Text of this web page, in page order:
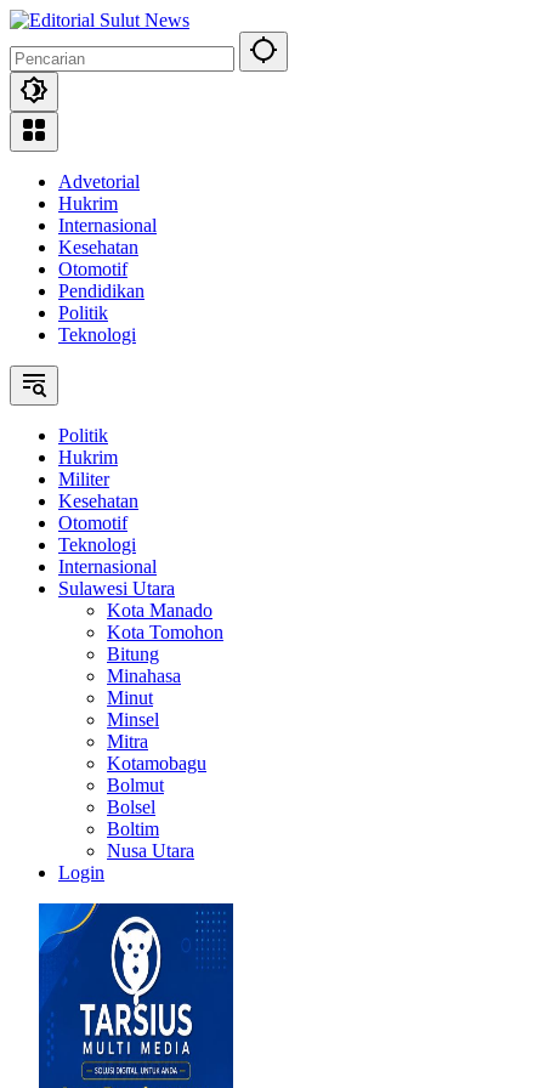
Langsung
konten
Advetorial
Hukrim
Internasional
Kesehatan
Otomotif
Pendidikan
Politik
Teknologi
Politik
Hukrim
Militer
Kesehatan
Otomotif
Teknologi
Internasional
Sulawesi Utara
Kota Manado
Kota Tomohon
Bitung
Minahasa
Minut
Minsel
Mitra
Kotamobagu
Bolmut
Bolsel
Boltim
Nusa Utara
Login